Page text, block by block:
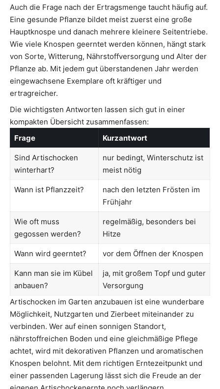
Auch die Frage nach der Ertragsmenge taucht häufig auf.
Eine gesunde Pflanze bildet meist zuerst eine große
Hauptknospe und danach mehrere kleinere Seitentriebe.
Wie viele Knospen geerntet werden können, hängt stark
von Sorte, Witterung, Nährstoffversorgung und Alter der
Pflanze ab. Mit jedem gut überstandenen Jahr werden
eingewachsene Exemplare oft kräftiger und
ertragreicher.
Die wichtigsten Antworten lassen sich gut in einer
kompakten Übersicht zusammenfassen:
Frage
Kurzantwort
Sind Artischocken
winterhart?
nur bedingt, Winterschutz ist
meist nötig
Wann ist Pflanzzeit?
nach den letzten Frösten im
Frühjahr
Wie oft muss
gegossen werden?
regelmäßig, besonders bei
Hitze
Wann wird geerntet? vor dem Öffnen der Knospen
Kann man sie im Kübel
anbauen?
ja, mit großem Topf und guter
Versorgung
Artischocken im Garten anzubauen ist eine wunderbare
Möglichkeit, Nutzgarten und Zierbeet miteinander zu
verbinden. Wer auf einen sonnigen Standort,
nährstoffreichen Boden und eine gleichmäßige Pflege
achtet, wird mit dekorativen Pflanzen und aromatischen
Knospen belohnt. Mit dem richtigen Erntezeitpunkt und
einer passenden Lagerung lässt sich die Freude an der